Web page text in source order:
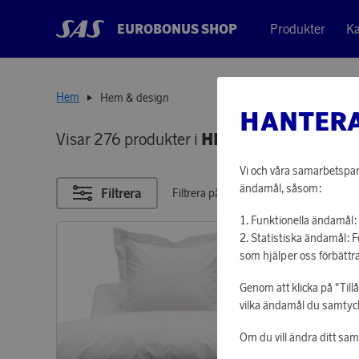
EUROBONUS SHOP Produkter
Hem Hem & design
Visar 276 produkter i HEM & DESIGN
Filtrera Filtrera på poäng
Vi och våra
ändamål, såsom:
Funktionella
Statistiska ändamål:
som hjälper oss
Genom att klicka på
vilka ändamål du
Om du vill ändra ditt